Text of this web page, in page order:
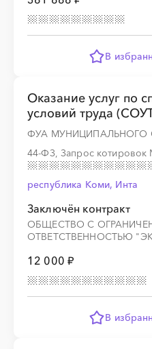
В
Оказание услуг по
условий труда
ФУА МУНИЦИПАЛЬНОГО
44-ФЗ, Запрос котировок
республика Коми, Инта
Заключён контракт
ОБЩЕСТВО С
ОТВЕТСТВЕННОСТЬЮ
12 000 ₽
В
░
░
░
░
░
░
░
░
░
░
░
░
░
░ ░░░░░░
░░ ░░ ░░